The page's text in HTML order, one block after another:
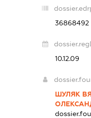
36868492
10.12.09
ШУЛЯК